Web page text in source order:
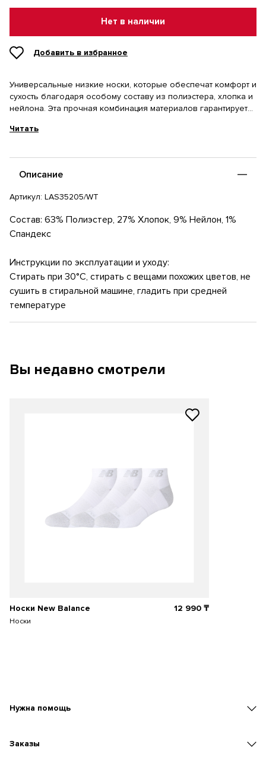
Нет в наличии
Добавить в избранное
Универсальные низкие носки, которые обеспечат комфорт и
сухость благодаря особому составу из полиэстера, хлопка и
нейлона. Эта прочная комбинация материалов гарантирует
воздухопроницаемость во время любой активности.
Читать
Описание
Артикул: LAS35205/WT
Состав: 63% Полиэстер, 27% Хлопок, 9% Нейлон, 1%
Спандекс
Инструкции по эксплуатации и уходу:
Стирать при 30°C, стирать с вещами похожих цветов, не
сушить в стиральной машине, гладить при средней
температуре
Вы недавно смотрели
Носки New Balance
Носки
12 990₸
Нужна помощь
Заказы